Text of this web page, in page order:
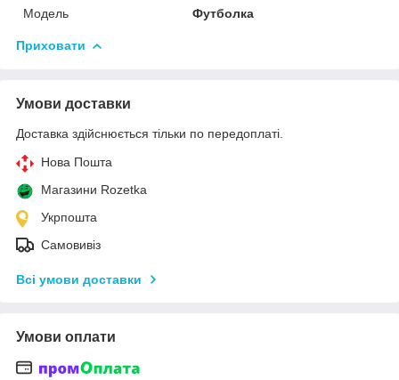
Модель
Футболка
Приховати
Умови доставки
Доставка здійснюється тільки по передоплаті.
Нова Пошта
Магазини Rozetka
Укрпошта
Самовивіз
Всі умови доставки
Умови оплати